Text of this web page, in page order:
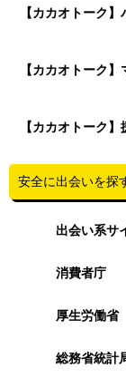
【カカオトーク
【カカオトーク
【カカオトーク
安全に出会いを探
出会い系サ
消費者庁
厚生労働省
総務省統計